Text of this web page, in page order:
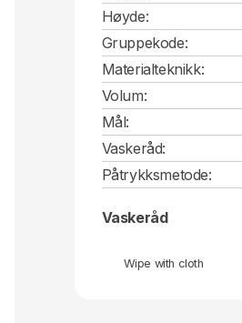
Høyde:
Gruppekode:
Materialteknikk:
Volum:
Mål:
Vaskeråd:
Påtrykksmetode:
Vaskeråd
Wipe with cloth